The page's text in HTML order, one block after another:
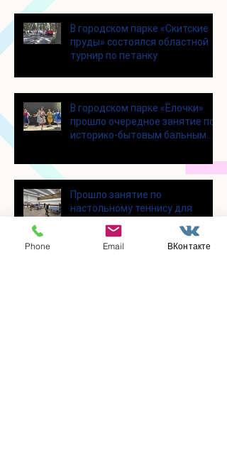
В городском парке «Скитские
пруды» состоялся областной
турнир по петанку
В городском парке «Ёлочки»
прошло очередное занятие по
историко-бытовым бальным
Прошло занятие по
настольному теннису для
участников программы
«Активное долголетие»
Phone Email ВКонтакте